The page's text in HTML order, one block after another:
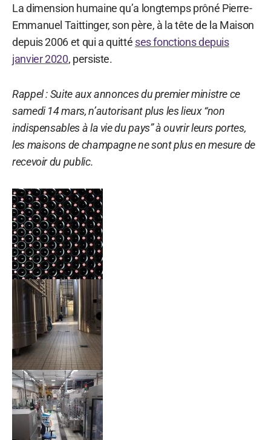
La dimension humaine qu’a longtemps prôné Pierre-
Emmanuel Taittinger, son père, à la tête de la Maison
depuis 2006 et qui a quitté ses fonctions depuis
janvier 2020, persiste.
Rappel : Suite aux annonces du premier ministre ce
samedi 14 mars, n’autorisant plus les lieux “non
indispensables à la vie du pays” à ouvrir leurs portes,
les maisons de champagne ne sont plus en mesure de
recevoir du public.